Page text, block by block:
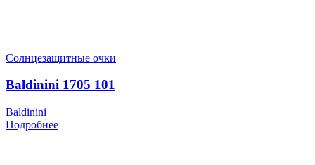
Солнцезащитные очки
Baldinini 1705 101
Baldinini
Подробнее